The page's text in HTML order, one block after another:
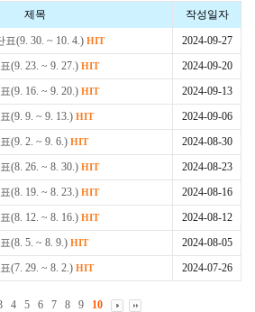
제목 작성일자
표(9. 30. ~ 10. 4.) HIT
2024-09-27
(9. 23. ~ 9. 27.) HIT
2024-09-20
(9. 16. ~ 9. 20.) HIT
2024-09-13
(9. 9. ~ 9. 13.) HIT
2024-09-06
(9. 2. ~ 9. 6.) HIT
2024-08-30
(8. 26. ~ 8. 30.) HIT
2024-08-23
(8. 19. ~ 8. 23.) HIT
2024-08-16
(8. 12. ~ 8. 16.) HIT
2024-08-12
(8. 5. ~ 8. 9.) HIT
2024-08-05
(7. 29. ~ 8. 2.) HIT 2024-07-26
4 5 6 7 8 9 10